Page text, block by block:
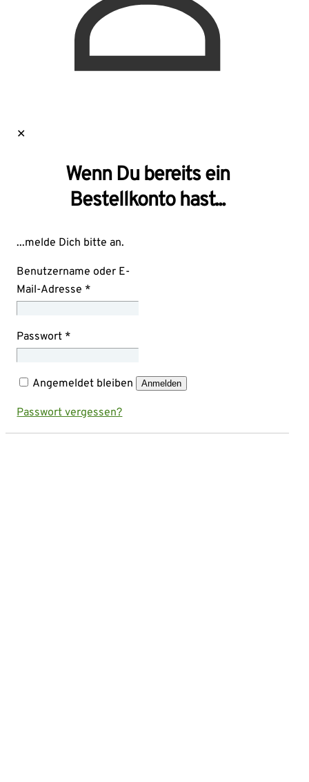
✕
Wenn Du bereits ein
Bestellkonto hast...
...melde Dich bitte an.
Benutzername oder E-
Mail-Adresse *
Passwort *
Angemeldet bleiben Anmelden
Passwort vergessen?